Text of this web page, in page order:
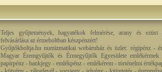
Teljes gyűjtemények, hagyatékok felmérése, arany és ezüst
felvásárlása az érmeboltban készpénzért!
Gyűjtőkboltja.hu numizmatikai webáruház és üzlet: régipénz -
Magyar Éremgyűjtők és Érmegyűjtők Egyesülete
papírpénz - bankjegy - emlékpénz - emlékérem - történelmi